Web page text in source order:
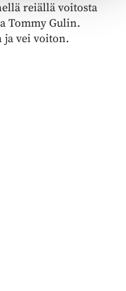
reiällä voitosta
Tommy Gulin.
ja vei voiton.